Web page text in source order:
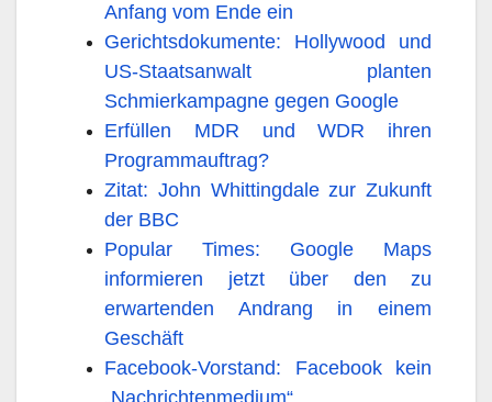
Anfang vom Ende ein
Gerichtsdokumente: Hollywood und
US-Staatsanwalt planten
Schmierkampagne gegen Google
Erfüllen MDR und WDR ihren
Programmauftrag?
Zitat: John Whittingdale zur Zukunft
der BBC
Popular Times: Google Maps
informieren jetzt über den zu
erwartenden Andrang in einem
Geschäft
Facebook-Vorstand: Facebook kein